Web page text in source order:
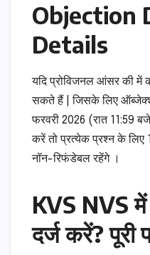
Objection
Details
यदि प्रोविजनल आंसर की में
सकते हैं | जिसके लिए
फरवरी 2026 (रात 11:59
करें तो प्रत्येक प्रश्न के
नॉन-रिफंडेबल रहेंगे ।
KVS NVS
दर्ज करें? पूरी